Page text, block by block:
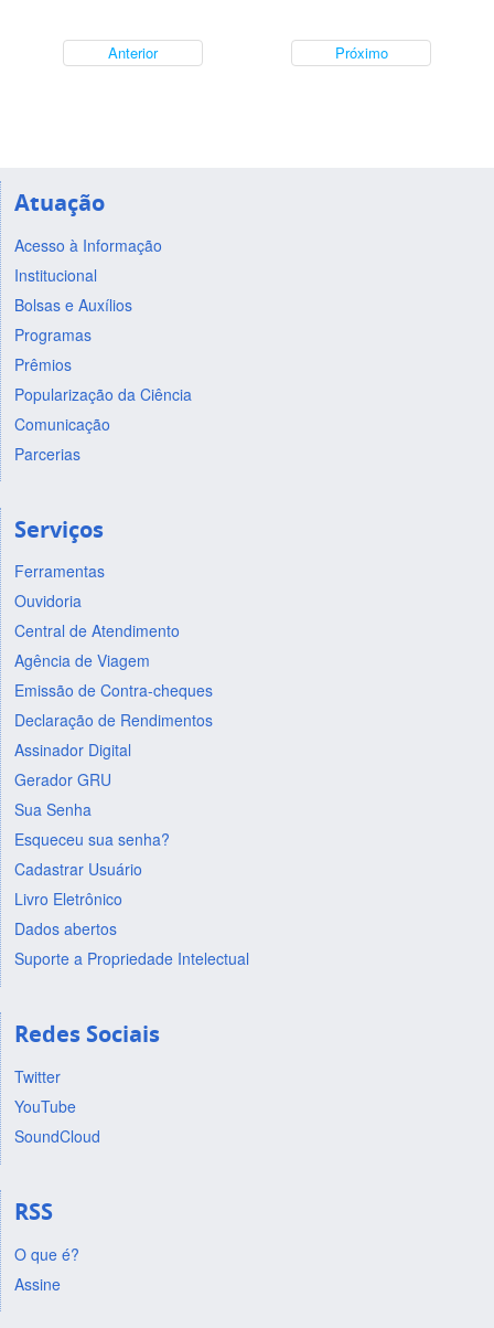
Anterior Próximo
Atuação
Acesso à Informação
Institucional
Bolsas e Auxílios
Programas
Prêmios
Popularização da Ciência
Comunicação
Parcerias
Serviços
Ferramentas
Ouvidoria
Central de Atendimento
Agência de Viagem
Emissão de Contra-cheques
Declaração de Rendimentos
Assinador Digital
Gerador GRU
Sua Senha
Esqueceu sua senha?
Cadastrar Usuário
Livro Eletrônico
Dados abertos
Suporte a Propriedade Intelectual
Redes Sociais
Twitter
YouTube
SoundCloud
RSS
O que é?
Assine